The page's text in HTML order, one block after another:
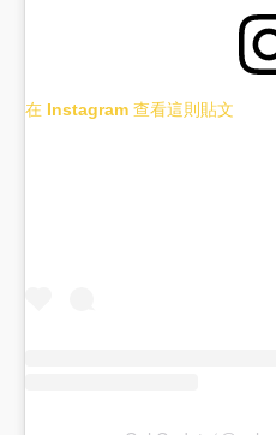
在 Instagram 查看這則貼文